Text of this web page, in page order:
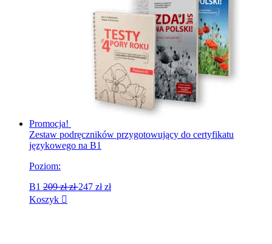
Promocja!
Zestaw podręczników przygotowujący do certyfikatu
językowego na B1
Poziom:
B1 209 złzł 247 złzł
Koszyk